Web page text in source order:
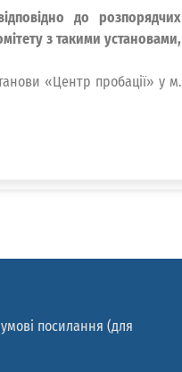
до розпорядчих
з такими установами,
«Центр пробації» у м.
посилання (для